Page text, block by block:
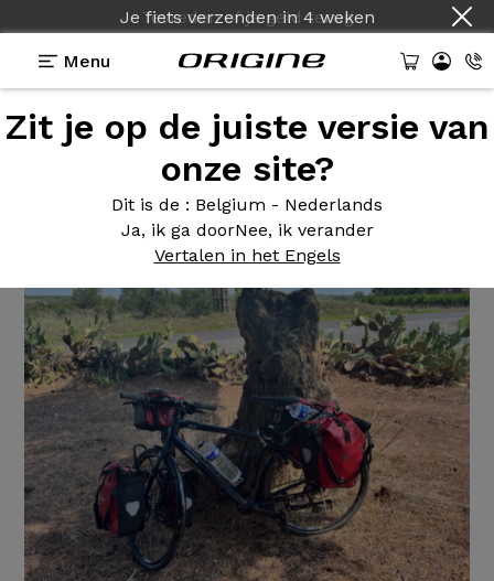
Je fiets verzendenin4 weken
Menu
Zit je op de juiste versie van
onze site?
Dit is de : Belgium - Nederlands
Ja, ik ga doorNee, ik verander
Vertalen in het Engels
Getuigenissen>Origine Help
OrigineHelp